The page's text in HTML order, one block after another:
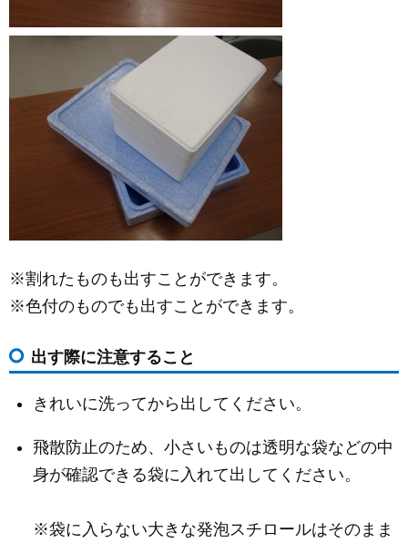
※割れたものも出すことができます。
※色付のものでも出すことができます。
出す際に注意すること
きれいに洗ってから出してください。
飛散防止のため、小さいものは透明な袋などの中
身が確認できる袋に入れて出してください。
※袋に入らない大きな発泡スチロールはそのまま